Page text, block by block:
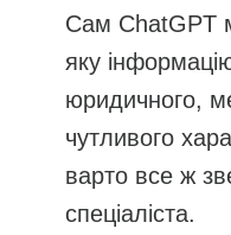
Сам ChatGPT
яку
юридичного,
чутливого
варто все ж
спеціаліста.